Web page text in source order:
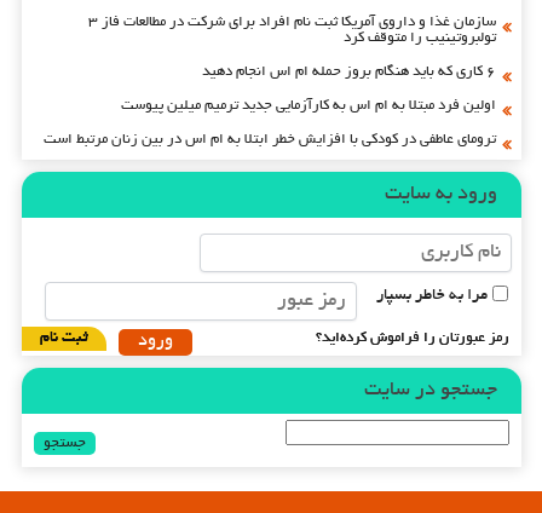
سازمان غذا و داروی آمریکا ثبت نام افراد برای شرکت در مطالعات فاز ۳
تولبروتینیب را متوقف کرد
۶ کاری که باید هنگام بروز حمله ام اس انجام دهید
اولین فرد مبتلا به ام اس به کارآزمایی جدید ترمیم میلین پیوست
ترومای عاطفی در کودکی با افزایش خطر ابتلا به ام اس در بین زنان مرتبط است
ورود به سایت
مرا به خاطر بسپار
رمز عبورتان را فراموش کرده‌اید؟ ثبت نام
جستجو در سایت
جستجو
برای: